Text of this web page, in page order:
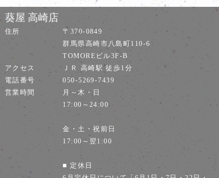
葵屋 高崎店
住所
〒370-0849
群馬県高崎市八島町110-6
TOMOREビル3F-B
アクセス
ＪＲ 高崎駅 徒歩1分
電話番号
050-5269-7439
営業時間
月～木・日
17:00～24:00
金・土・祝前日
17:00～翌1:00
■ 定休日